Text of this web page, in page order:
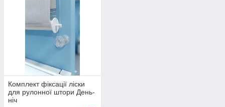
Комплект фіксації ліски
для рулонної штори День-
ніч